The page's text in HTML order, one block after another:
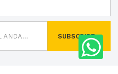
SUBSCRIBE